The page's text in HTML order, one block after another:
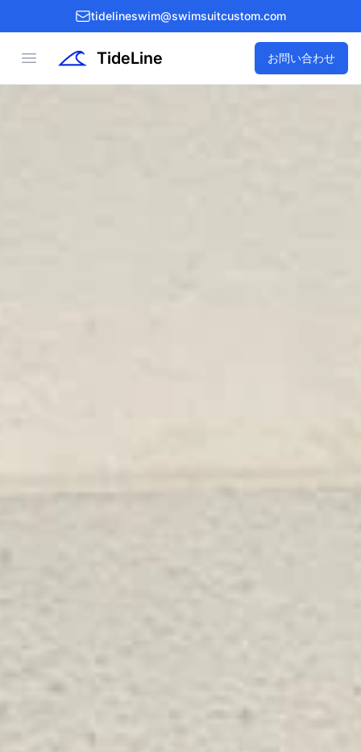
tidelineswim@swimsuitcustom.com
Open menu TideLine お問い合わせ